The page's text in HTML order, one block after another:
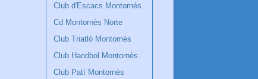
Club d'Escacs Montornés
Cd Montornès Norte
Club Triatló Montornès
Club Handbol Montornès.
Club Patí Montornès